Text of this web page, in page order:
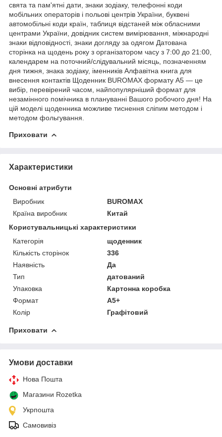
свята та пам'ятні дати, знаки зодіаку, телефонні коди
мобільних операторів і польові центрів України, буквені
автомобільні коди країн, таблиця відстаней між обласними
центрами України, довідник систем вимірювання, міжнародні
знаки відповідності, знаки догляду за одягом Датована
сторінка на щодень року з організатором часу з 7:00 до 21:00,
календарем на поточний/слідувальний місяць, позначенням
дня тижня, знака зодіаку, іменників Алфавітна книга для
внесення контактів Щоденник BUROMAX формату А5 — це
вибір, перевірений часом, найпопулярніший формат для
незамінного помічника в плануванні Вашого робочого дня! На
цій моделі щоденника можливе тиснення сліпим методом і
методом фольгування.
Приховати
Характеристики
Основні атрибути
Виробник
BUROMAX
Країна виробник
Китай
Користувальницькі характеристики
Категорія
щоденник
Кількість сторінок
336
Наявність
Да
Тип
датований
Упаковка
Картонна коробка
Формат
А5+
Колір
Графітовий
Приховати
Умови доставки
Нова Пошта
Магазини Rozetka
Укрпошта
Самовивіз